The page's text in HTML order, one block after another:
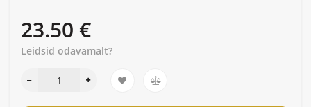
23.50 €
Leidsid odavamalt?